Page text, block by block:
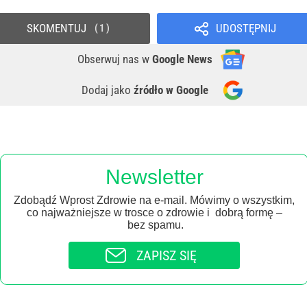
UDOSTĘPNIJ
Obserwuj nas w Google News
Dodaj jako źródło w Google
SKOMENTUJ 1
Newsletter
Zdobądź Wprost Zdrowie na e-mail. Mówimy o wszystkim,
co najważniejsze w trosce o zdrowie i dobrą formę –
bez spamu.
ZAPISZ SIĘ